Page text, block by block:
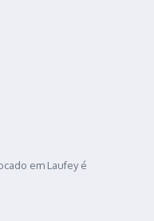
em Laufey é